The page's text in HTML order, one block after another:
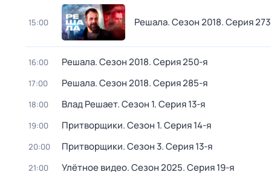
15:00 Решала. Сезон 2018. Серия
16:00 Решала. Сезон 2018. Серия 250-я
17:00 Решала. Сезон 2018. Серия 285-я
18:00 Влад Решает. Сезон 1. Серия 13-я
19:00 Притворщики. Сезон 1. Серия 14-я
20:00 Притворщики. Сезон 3. Серия 13-я
21:00 Улётное видео. Сезон 2025. Серия 19-я